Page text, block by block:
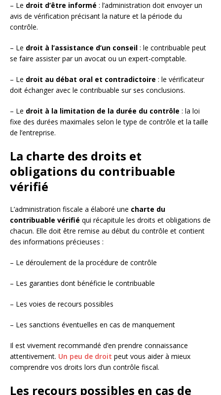
– Le droit d’être informé : l’administration doit envoyer un
avis de vérification précisant la nature et la période du
contrôle.
– Le droit à l’assistance d’un conseil : le contribuable peut
se faire assister par un avocat ou un expert-comptable.
– Le droit au débat oral et contradictoire : le vérificateur
doit échanger avec le contribuable sur ses conclusions.
– Le droit à la limitation de la durée du contrôle : la loi
fixe des durées maximales selon le type de contrôle et la taille
de l’entreprise.
La charte des droits et
obligations du contribuable
vérifié
L’administration fiscale a élaboré une charte du
contribuable vérifié qui récapitule les droits et obligations de
chacun. Elle doit être remise au début du contrôle et contient
des informations précieuses :
– Le déroulement de la procédure de contrôle
– Les garanties dont bénéficie le contribuable
– Les voies de recours possibles
– Les sanctions éventuelles en cas de manquement
Il est vivement recommandé d’en prendre connaissance
attentivement. Un peu de droit peut vous aider à mieux
comprendre vos droits lors d’un contrôle fiscal.
Les recours possibles en cas de